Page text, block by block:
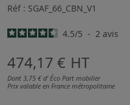
Réf : SGAF_66_CBN_V1
4.5/5 - 2 avis
474,17 € HT
Dont 3,75 € d’ Éco Part mobilier
Prix valable en France métropolitaine